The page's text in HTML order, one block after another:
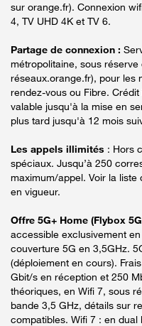
sur orange.fr). Connexion
4, TV UHD 4K et TV 6.
Partage de connexion :
métropolitaine, sous
réseaux.orange.fr), pour les
rendez-vous ou Fibre.
valable jusqu'à la mise en
plus tard jusqu'à 12 mois
Les appels illimités : Hors
spéciaux. Jusqu’à 250
maximum/appel. Voir la
en vigueur.
Offre 5G+ Home (Flybox
accessible exclusivement
couverture 5G en 3,5GHz.
(déploiement en cours).
Gbit/s en réception et 250
théoriques, en Wifi 7, sous
bande 3,5 GHz, détails sur
compatibles. Wifi 7 : en